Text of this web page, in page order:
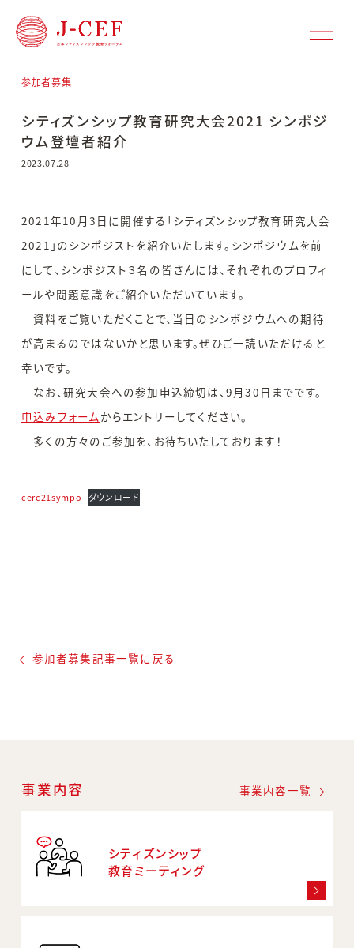
参加者募集
シティズンシップ教育研究大会2021 シンポジ
ウム登壇者紹介
2023.07.28
2021年10月3日に開催する「シティズンシップ教育研究大会
2021」のシンポジストを紹介いたします。シンポジウムを前
にして、シンポジスト３名の皆さんには、それぞれのプロフィ
ールや問題意識をご紹介いただいています。
資料をご覧いただくことで、当日のシンポジウムへの期待
が高まるのではないかと思います。ぜひご一読いただけると
幸いです。
なお、研究大会への参加申込締切は、9月30日までです。
申込みフォーム からエントリーしてください。
多くの方々のご参加を、お待ちいたしております！
cerc21sympo ダウンロード
参加者募集記事一覧に戻る
事業内容 事業内容一覧
シティズンシップ
教育ミーティング